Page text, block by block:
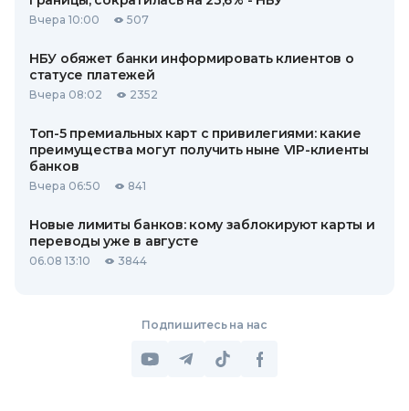
Вчера 10:00 507
НБУ обяжет банки информировать клиентов о
статусе платежей
Вчера 08:02 2352
Топ-5 премиальных карт с привилегиями: какие
преимущества могут получить ныне VIP-клиенты
банков
Вчера 06:50 841
Новые лимиты банков: кому заблокируют карты и
переводы уже в августе
06.08 13:10 3844
Подпишитесь на нас